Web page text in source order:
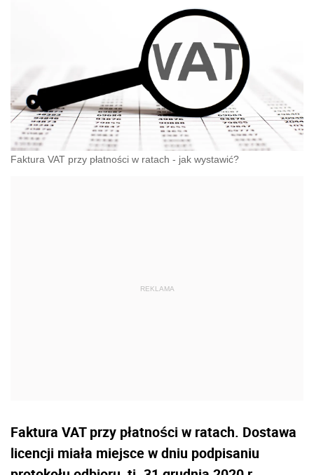
Faktura VAT przy płatności w ratach - jak wystawić?
Faktura VAT przy płatności w ratach. Dostawa
licencji miała miejsce w dniu podpisaniu